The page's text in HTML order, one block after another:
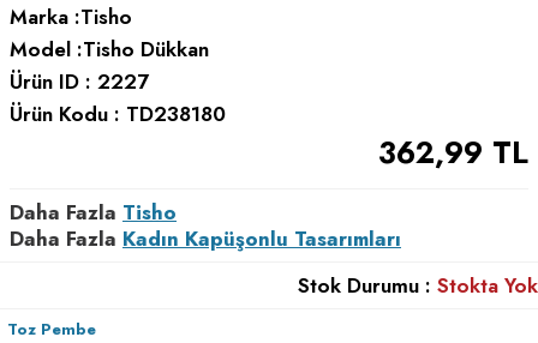
Marka :Tisho
Model :Tisho Dükkan
Ürün ID : 2227
Ürün Kodu : TD238180
362,99 TL
Daha Fazla Tisho
Daha Fazla Kadın Kapüşonlu Tasarımları
Stok Durumu : Stokta Yok
Toz Pembe